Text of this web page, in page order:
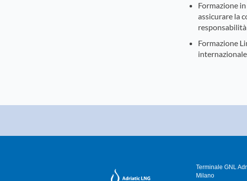
Formazione
assicurare la
Formazione
Terminale GNL
Milano